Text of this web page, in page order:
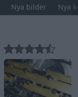
Nya bilder Nya